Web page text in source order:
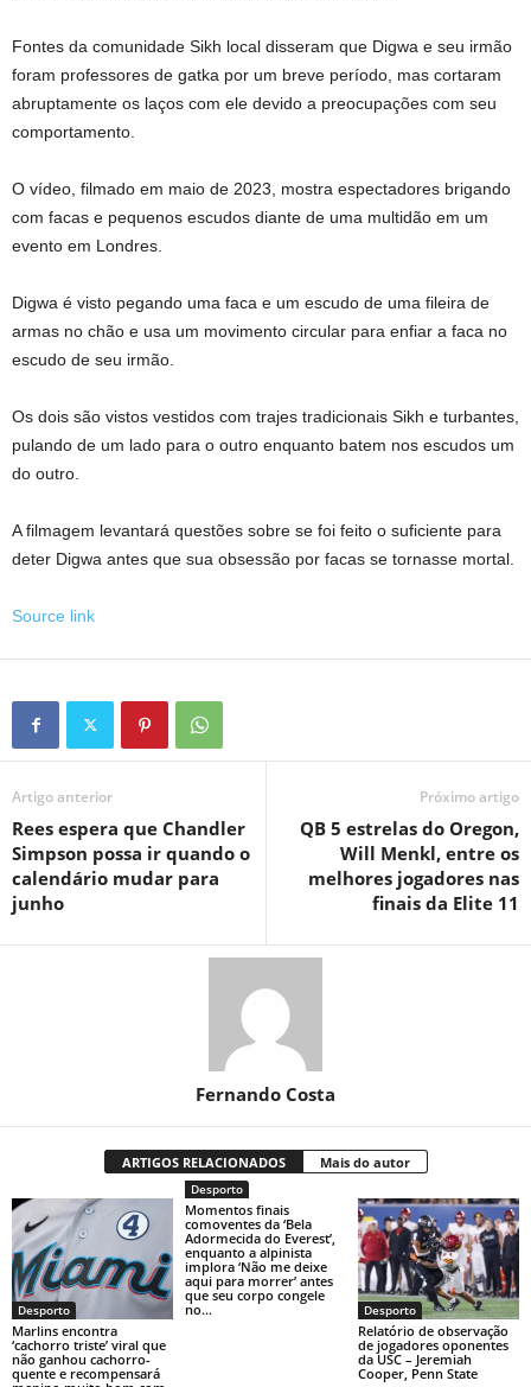
Fontes da comunidade Sikh local disseram que Digwa e seu irmão
foram professores de gatka por um breve período, mas cortaram
abruptamente os laços com ele devido a preocupações com seu
comportamento.
O vídeo, filmado em maio de 2023, mostra espectadores brigando
com facas e pequenos escudos diante de uma multidão em um
evento em Londres.
Digwa é visto pegando uma faca e um escudo de uma fileira de
armas no chão e usa um movimento circular para enfiar a faca no
escudo de seu irmão.
Os dois são vistos vestidos com trajes tradicionais Sikh e turbantes,
pulando de um lado para o outro enquanto batem nos escudos um
do outro.
A filmagem levantará questões sobre se foi feito o suficiente para
deter Digwa antes que sua obsessão por facas se tornasse mortal.
Source link
Artigo anterior
Rees espera que Chandler
Simpson possa ir quando o
calendário mudar para
junho
Próximo artigo
QB 5 estrelas do Oregon,
Will Menkl, entre os
melhores jogadores nas
finais da Elite 11
Fernando Costa
ARTIGOS RELACIONADOS Mais do autor
Desporto
Marlins encontra
‘cachorro triste’ viral que
não ganhou cachorro-
quente e recompensará
Desporto
Momentos finais
comoventes da ‘Bela
Adormecida do Everest’,
enquanto a alpinista
implora ‘Não me deixe
aqui para morrer’ antes
que seu corpo congele
no...
Desporto
Relatório de observação
de jogadores oponentes
da USC – Jeremiah
Cooper, Penn State